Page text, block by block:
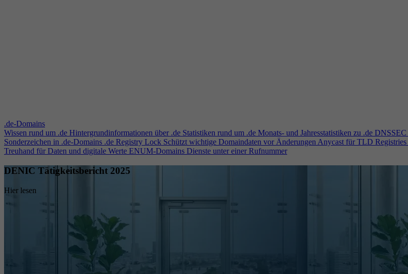
.de-Domains
Wissen rund um .de Hintergrundinformationen über .de Statistiken rund um .de Monats- und Jahresstatistiken zu .de DNSSEC
Sonderzeichen in .de-Domains .de Registry Lock Schützt wichtige Domaindaten vor ÄnderungenAnycast für TLD Registries
Treuhand für Daten und digitale Werte ENUM-Domains Dienste unter einer Rufnummer
DENIC Tätigkeitsbericht 2025
Hier lesen